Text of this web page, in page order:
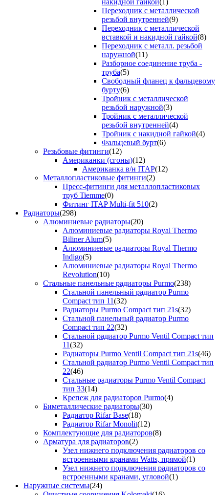
накидной гайкой(1)
Переходник с металлической
резьбой внутренней(9)
Переходник с металлической
вставкой и накидной гайкой(8)
Переходник с металл. резьбой
наружной(11)
Разборное соединение труба -
труба(5)
Свободный фланец к фальцевому
бурту(6)
Тройник с металлической
резьбой наружной(3)
Тройник с металлической
резьбой внутренней(4)
Тройник с накидной гайкой(4)
Фальцевый бурт(6)
Резьбовые фитинги(12)
Американки (сгоны)(12)
Американка в/н ITAP(12)
Металлопластиковые фитинги(2)
Пресс-фитинги для металлопластиковых
труб Tiemme(0)
Фитинг ITAP Multi-fit 510(2)
Радиаторы(298)
Алюминиевые радиаторы(20)
Алюминиевые радиаторы Royal Thermo
Biliner Alum(5)
Алюминиевые радиаторы Royal Thermo
Indigo(5)
Алюминиевые радиаторы Royal Thermo
Revolution(10)
Стальные панельные радиаторы Purmo(238)
Стальной панельный радиатор Purmo
Compact тип 11(32)
Радиаторы Purmo Compact тип 21s(32)
Стальной панельный радиатор Purmo
Compact тип 22(32)
Стальной радиатор Purmo Ventil Compact тип
11(32)
Радиаторы Purmo Ventil Compact тип 21s(46)
Стальной радиатор Purmo Ventil Compact тип
22(46)
Стальные радиаторы Purmo Ventil Compact
тип 33(14)
Крепеж для радиаторов Purmo(4)
Биметаллические радиаторы(30)
Радиатор Rifar Base(18)
Радиатор Rifar Monolit(12)
Комплектующие для радиаторов(8)
Арматура для радиаторов(2)
Узел нижнего подключения радиаторов со
встроенными кранами Watts, прямой(1)
Узел нижнего подключения радиаторов со
встроенными кранами, угловой(1)
Наружные системы(24)